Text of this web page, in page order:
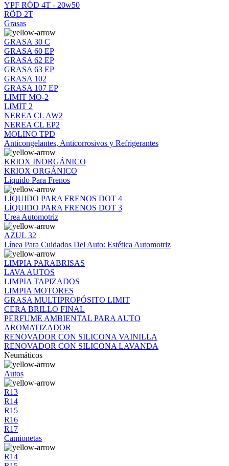
YPF RÖD 4T - 20w50
RÖD 2T
Grasas
GRASA 30 C
GRASA 60 EP
GRASA 62 EP
GRASA 63 EP
GRASA 102
GRASA 107 EP
LIMIT MO-2
LIMIT 2
NEREA CL AW2
NEREA CL EP2
MOLINO TPD
Anticongelantes, Anticorrosivos y Refrigerantes
KRIOX INORGÁNICO
KRIOX ORGÁNICO
Liquido Para Frenos
LÍQUIDO PARA FRENOS DOT 4
LÍQUIDO PARA FRENOS DOT 3
Urea Automotriz
AZUL 32
Línea Para Cuidados Del Auto: Estética Automotriz
LIMPIA PARABRISAS
LAVA AUTOS
LIMPIA TAPIZADOS
LIMPIA MOTORES
GRASA MULTIPROPÓSITO LIMIT
CERA BRILLO FINAL
PERFUME AMBIENTAL PARA AUTO
AROMATIZADOR
RENOVADOR CON SILICONA VAINILLA
RENOVADOR CON SILICONA LAVANDA
Neumáticos
Autos
R13
R14
R15
R16
R17
Camionetas
R14